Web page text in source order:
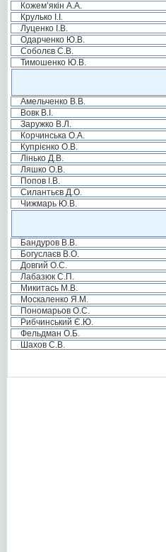
Кожем’якін А.А.
Крулько І.І.
Луценко І.В.
Одарченко Ю.В.
Соболєв С.В.
Тимошенко Ю.В.
Амельченко В.В.
Вовк В.І.
Заружко В.Л.
Корчинська О.А.
Купрієнко О.В.
Лінько Д.В.
Ляшко О.В.
Попов І.В.
Силантьєв Д.О.
Чижмарь Ю.В.
Бандуров В.В.
Богуслаєв В.О.
Довгий О.С.
Лабазюк С.П.
Микитась М.В.
Москаленко Я.М.
Пономарьов О.С.
Рибчинський Є.Ю.
Фельдман О.Б.
Шахов С.В.